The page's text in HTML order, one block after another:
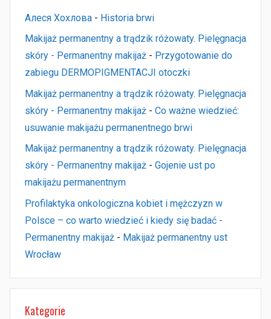
Алеся Хохлова - Historia brwi
Makijaż permanentny a trądzik różowaty. Pielęgnacja
skóry - Permanentny makijaż - Przygotowanie do
zabiegu DERMOPIGMENTACJI otoczki
Makijaż permanentny a trądzik różowaty. Pielęgnacja
skóry - Permanentny makijaż - Co ważne wiedzieć:
usuwanie makijażu permanentnego brwi
Makijaż permanentny a trądzik różowaty. Pielęgnacja
skóry - Permanentny makijaż - Gojenie ust po
makijażu permanentnym
Profilaktyka onkologiczna kobiet i mężczyzn w
Polsce – co warto wiedzieć i kiedy się badać -
Permanentny makijaż - Makijaż permanentny ust
Wrocław
Kategorie